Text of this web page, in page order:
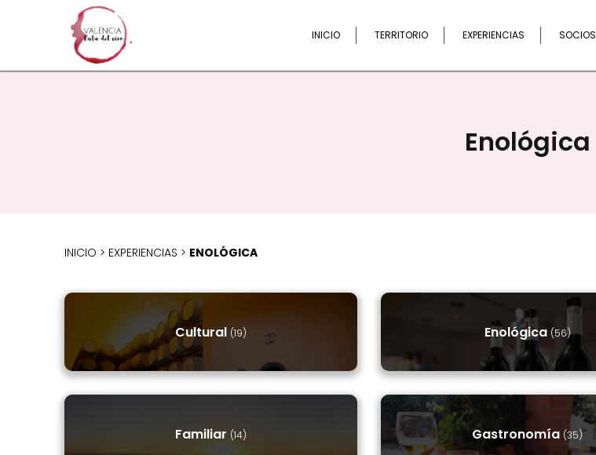
INICIO TERRITORIO EXPERIENCIAS SOCIOS
Enológica
INICIO > EXPERIENCIAS > ENOLÓGICA
Cultural (19) Enológica (56)
Familiar (14) Gastronomía (35)